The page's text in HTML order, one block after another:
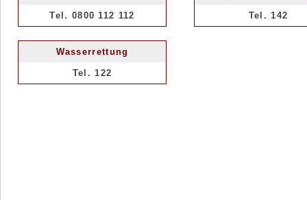
Tel. 0800 112 112 Tel. 142
Wasserrettung
Tel. 122